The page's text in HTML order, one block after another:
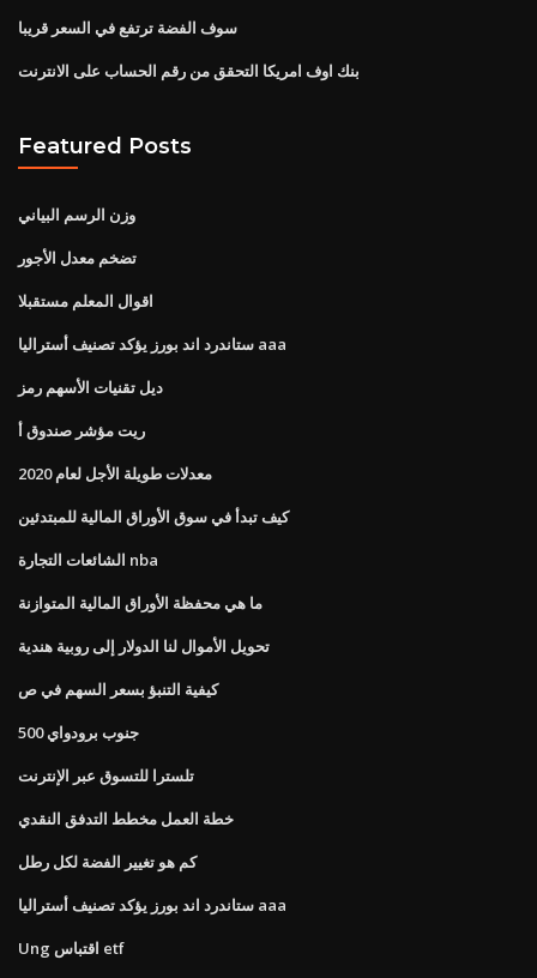
سوف الفضة ترتفع في السعر قريبا
بنك اوف امريكا التحقق من رقم الحساب على الانترنت
Featured Posts
وزن الرسم البياني
تضخم معدل الأجور
اقوال المعلم مستقبلا
ستاندرد اند بورز يؤكد تصنيف أستراليا aaa
ديل تقنيات الأسهم رمز
ريت مؤشر صندوق أ
معدلات طويلة الأجل لعام 2020
كيف تبدأ في سوق الأوراق المالية للمبتدئين
الشائعات التجارة nba
ما هي محفظة الأوراق المالية المتوازنة
تحويل الأموال لنا الدولار إلى روبية هندية
كيفية التنبؤ بسعر السهم في ص
500 جنوب برودواي
تلسترا للتسوق عبر الإنترنت
خطة العمل مخطط التدفق النقدي
كم هو تغيير الفضة لكل رطل
ستاندرد اند بورز يؤكد تصنيف أستراليا aaa
Ung اقتباس etf